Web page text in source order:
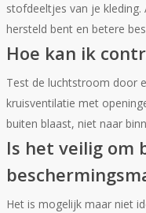
stofdeeltjes van je
hersteld bent en betere
Hoe kan ik
Test de luchtstroom door
kruisventilatie met
buiten blaast, niet naar
Is het veilig om
Het is mogelijk maar niet